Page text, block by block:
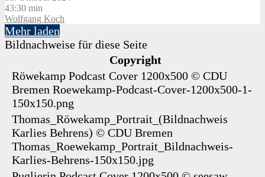
43:30 min
Wolfgang Koch
Mehr laden
Bildnachweise für diese Seite
Copyright
Röwekamp Podcast Cover 1200x500 © CDU
Bremen Roewekamp-Podcast-Cover-1200x500-1-
150x150.png
Thomas_Röwekamp_Portrait_(Bildnachweis
Karlies Behrens) © CDU Bremen
Thomas_Roewekamp_Portrait_Bildnachweis-
Karlies-Behrens-150x150.jpg